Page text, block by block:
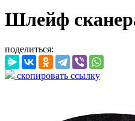
Шлейф
поделиться:
скопировать ссылку